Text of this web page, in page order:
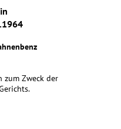
zum Zweck der